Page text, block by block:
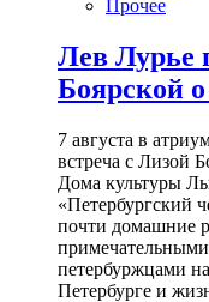
Прочее
Лев Лурье
Боярской о
7 августа в
встреча с Лизой
Дома культуры
«Петербургский
почти домашние
петербуржцами
Петербурге и